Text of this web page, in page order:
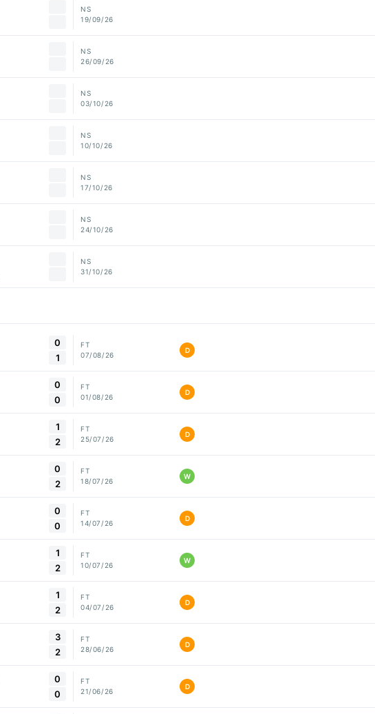
NS
19/09/26
NS
26/09/26
NS
03/10/26
NS
10/10/26
NS
17/10/26
NS
24/10/26
NS
31/10/26
0
1
FT
07/08/26
D
0
0
FT
01/08/26
D
1
2
FT
25/07/26
D
0
2
FT
18/07/26
W
0
0
FT
14/07/26
D
1
2
FT
10/07/26
W
1
2
FT
04/07/26
D
3
2
FT
28/06/26
D
0
0
FT
21/06/26
D